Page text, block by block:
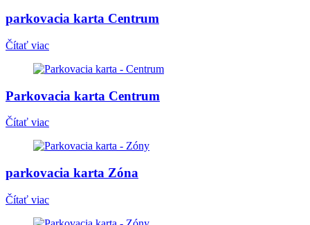
parkovacia karta Centrum
Čítať viac
Parkovacia karta Centrum
Čítať viac
parkovacia karta Zóna
Čítať viac